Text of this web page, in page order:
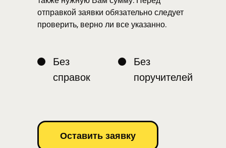
отправкой заявки обязательно следует
проверить, верно ли все указанно.
Оставить заявку
Без
справок
Без
поручителей